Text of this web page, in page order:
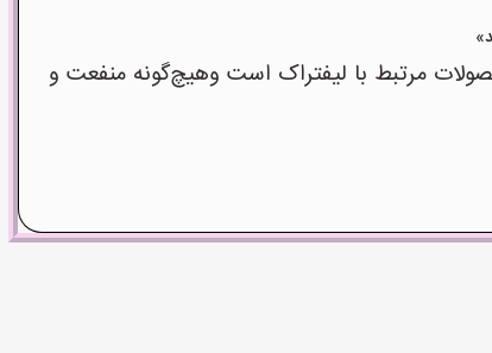
مرتبط با لیفتراک است وهیچ‌گونه منفعت و